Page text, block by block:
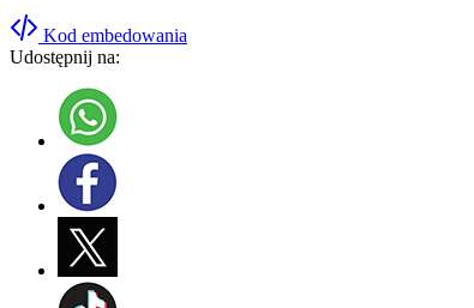
Kod embedowania
Udostępnij na: